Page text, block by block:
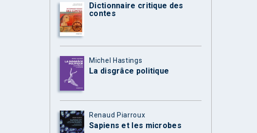
Dictionnaire critique des
contes
Michel Hastings
La disgrâce politique
Renaud Piarroux
Sapiens et les microbes